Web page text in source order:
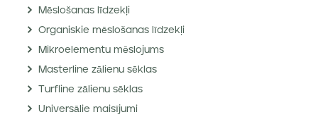
Mēslošanas līdzekļi
Organiskie mēslošanas līdzekļi
Mikroelementu mēslojums
Masterline zālienu sēklas
Turfline zālienu sēklas
Universālie maisījumi